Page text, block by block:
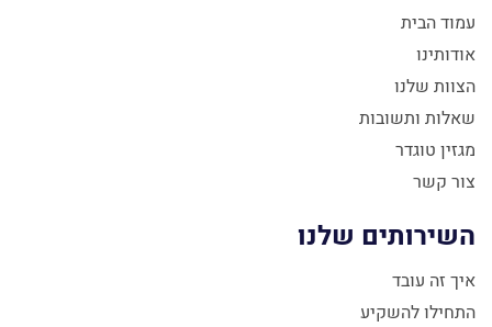
עמוד הבית
אודותינו
הצוות שלנו
שאלות ותשובות
מגזין טוגדר
צור קשר
השירותים שלנו
איך זה עובד
התחילו להשקיע